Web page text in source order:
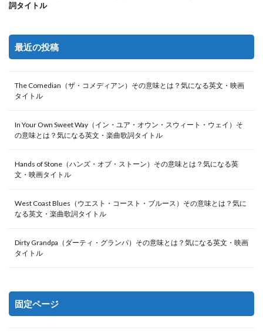
詞タイトル
最近の投稿
The Comedian（ザ・コメディアン）その意味とは？気になる英文・映画
タイトル
In Your Own Sweet Way（イン・ユア・オウン・スウィート・ウェイ）そ
の意味とは？気になる英文・楽曲歌詞タイトル
Hands of Stone（ハンズ・オブ・ストーン）その意味とは？気になる英
文・映画タイトル
West Coast Blues（ウエスト・コースト・ブルース）その意味とは？気に
なる英文・楽曲歌詞タイトル
Dirty Grandpa（ダーティ・グランパ）その意味とは？気になる英文・映画
タイトル
固定ページ